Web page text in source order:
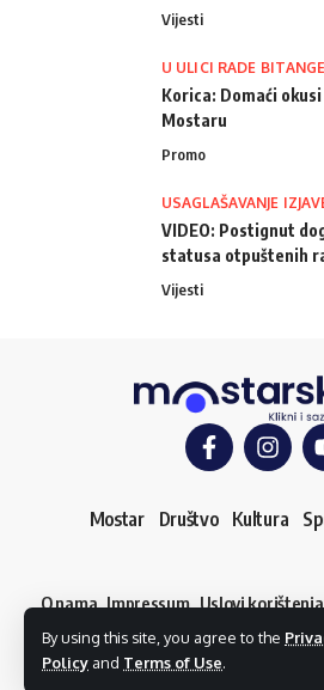
By using this site, you agree to the
Policy and Terms of Use.
Vijesti
U ULICI RADE
Korica: Domaći
Mostaru
Promo
USAGLAŠAVANJE
VIDEO: Postignut
statusa otpuštenih
Vijesti
Mostar Društvo Kultura
O nama Impressum Uslovi korištenja
Dojavi vijest
© mostarski.ba. Sva